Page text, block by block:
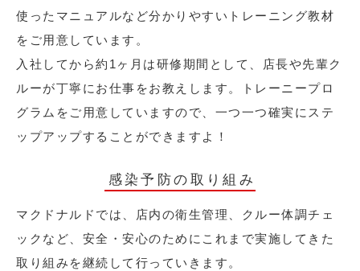
使ったマニュアルなど分かりやすいトレーニング教材
をご用意しています。
入社してから約1ヶ月は研修期間として、店長や先輩ク
ルーが丁寧にお仕事をお教えします。トレーニープロ
グラムをご用意していますので、一つ一つ確実にステ
ップアップすることができますよ！
感染予防の取り組み
マクドナルドでは、店内の衛生管理、クルー体調チェ
ックなど、安全・安心のためにこれまで実施してきた
取り組みを継続して行っていきます。